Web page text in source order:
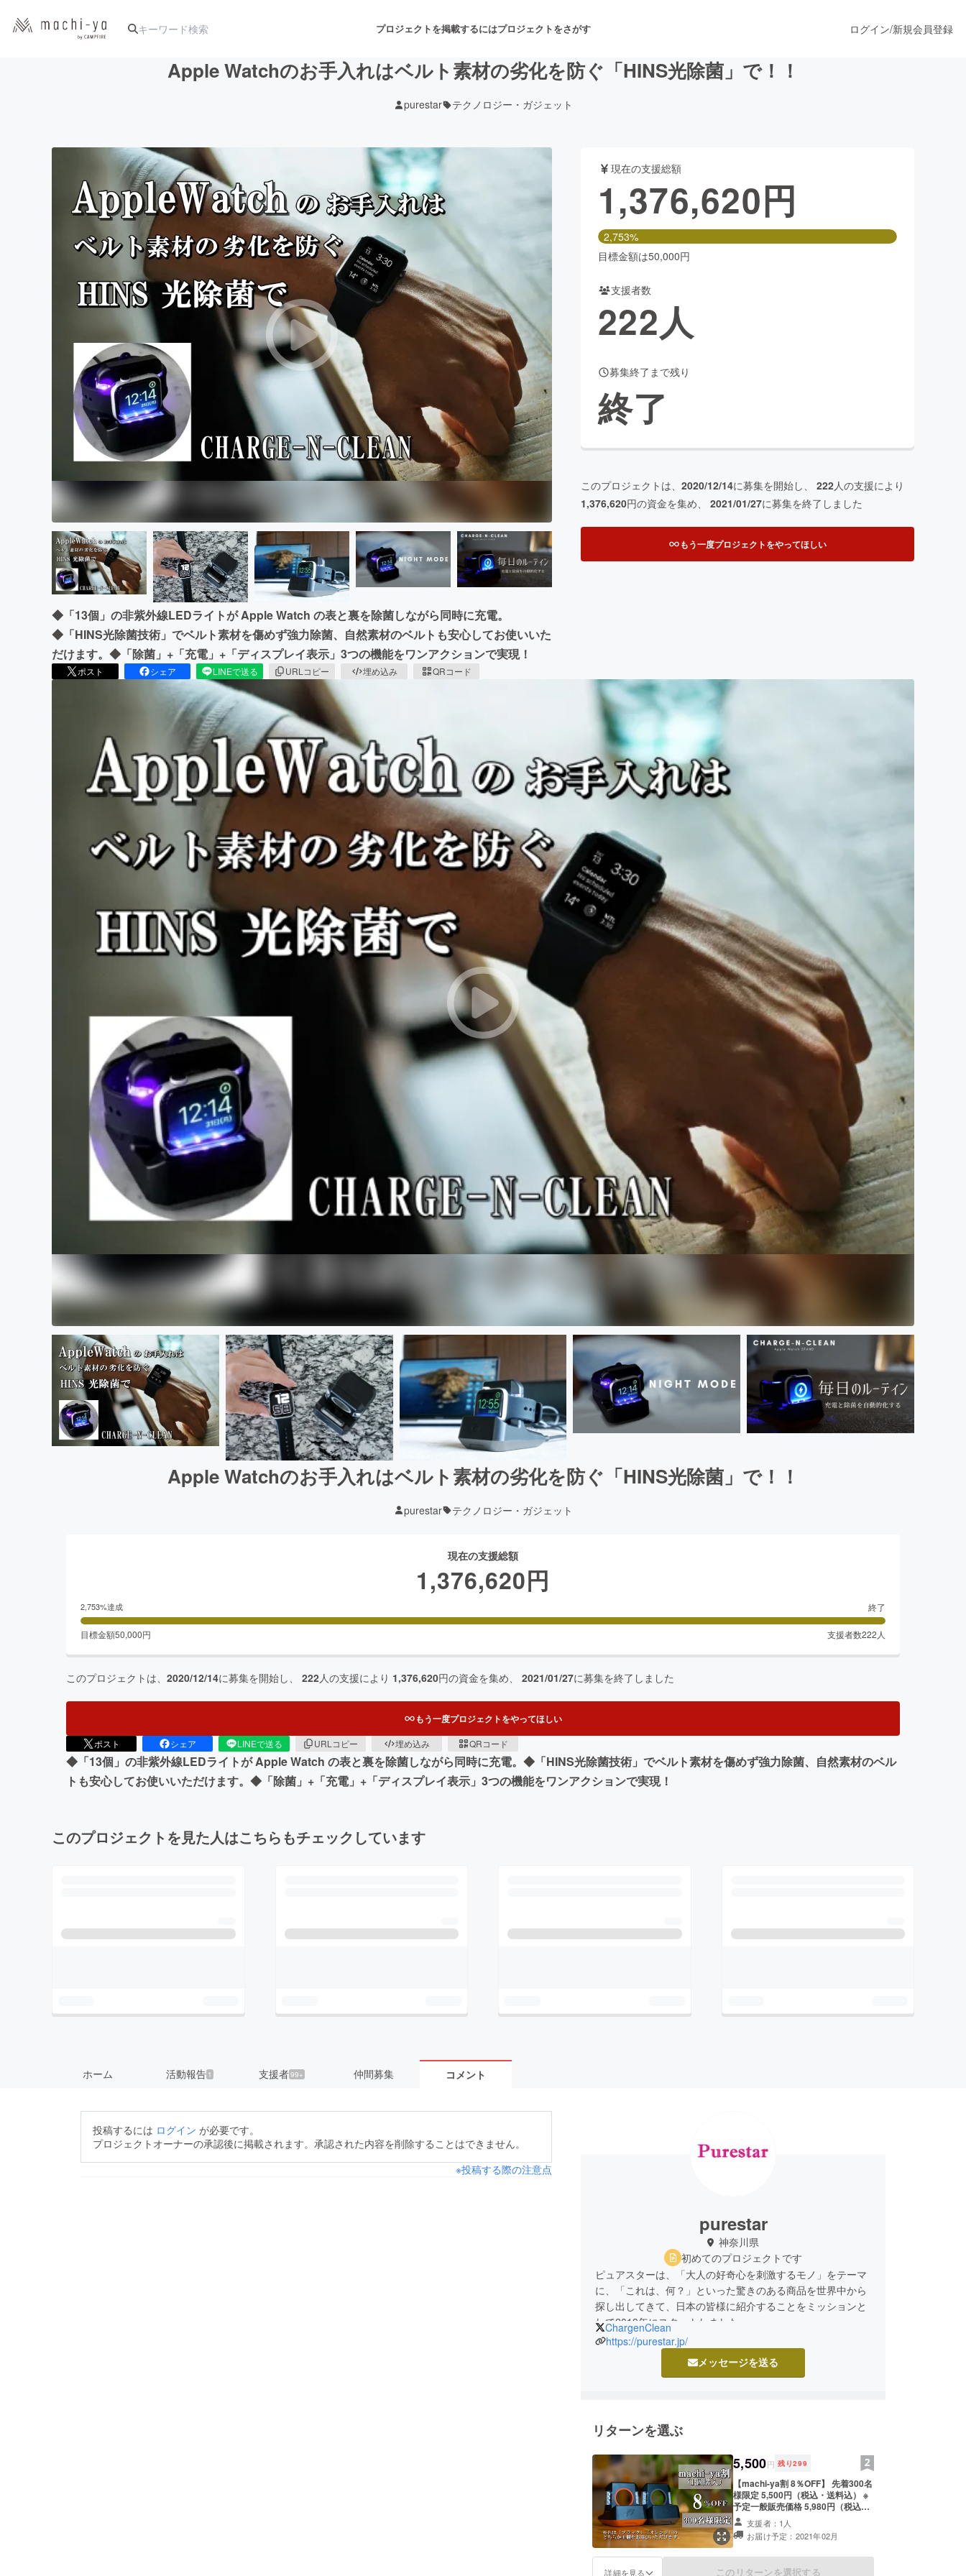
プロジェクトを掲載するにはプロジェクトをさがす
アート・写真 舞台・パフォーマンス
テクノロジー・ガジェット ゲーム・サービス開発 ファッション
映像・映画 書籍・雑誌出版
ビジネス・起業 チャレンジ ビューティー・ヘルスケア
まちづくり・地域活性化
CAMPFIRE for Social Good
CAMPFIRE Creation
machi-ya コミュニティ
ログイン/新規会員登録
Apple Watchのお手入れはベルト素材の劣化を防ぐ「HINS光除菌」で！！
purestar テクノロジー・ガジェット
◆「13個」の非紫外線LEDライトが Apple Watch の表と裏を除菌しながら同時に充電。
◆「HINS光除菌技術」でベルト素材を傷めず強力除菌、自然素材のベルトも安心してお使いいた
だけます。◆「除菌」+「充電」+「ディスプレイ表示」3つの機能をワンアクションで実現！
ポスト シェア LINEで送る URLコピー 埋め込み QRコード
現在の支援総額
1,376,620円
2,753%
目標金額は50,000円
支援者数
222人
募集終了まで残り
終了
このプロジェクトは、 2020/12/14に募集を開始し、 222人の支援により
1,376,620円の資金を集め、 2021/01/27に募集を終了しました
もう一度プロジェクトをやってほしい
Apple Watchのお手入れはベルト素材の劣化を防ぐ「HINS光除菌」で！！
purestar テクノロジー・ガジェット
現在の支援総額
1,376,620円
2,753%達成 終了
目標金額50,000円 支援者数222 人
このプロジェクトは、 2020/12/14に募集を開始し、 222人の支援により 1,376,620円の資金を集め、 2021/01/27に募集を終了しました
もう一度プロジェクトをやってほしい
ポスト シェア LINEで送る URLコピー 埋め込み QRコード
◆「13個」の非紫外線LEDライトが Apple Watch の表と裏を除菌しながら同時に充電。◆「HINS光除菌技術」でベルト素材を傷めず強力除菌、自然素材のベル
トも安心してお使いいただけます。◆「除菌」+「充電」+「ディスプレイ表示」3つの機能をワンアクションで実現！
このプロジェクトを見た人はこちらもチェックしています
ホーム 活動報告 1 支援者99+ 仲間募集 コメント
投稿するには ログイン が必要です。
プロジェクトオーナーの承認後に掲載されます。承認された内容を削除することはできません。
※投稿する際の注意点
purestar
神奈川県
初めてのプロジェクトです
ピュアスターは、「大人の好奇心を刺激するモノ」をテーマ
に、「これは、何？」といった驚きのある商品を世界中から
探し出してきて、日本の皆様に紹介することをミッションと
して2019年にスタートしました。
何を見ても驚きと感動に溢れていた子供の頃の純粋な感性
を、いつまでも無くすことなく、日々商品開拓に奔走してい
ChargenClean
https://purestar.jp/
メッセージを送る
リターンを選ぶ
5,500円 残り299
【machi-ya割 8％OFF】 先着300名
様限定 5,500円（税込・送料込） ※
予定一般販売価格 5,980円（税込）
色は「ブラック」または「オレン
ジ」どちらか１個お選びいただけま
す。 【内容】 ・CHARGE-N-
支援者：1人
お届け予定：2021年02月
詳細を見る このリターンを選択する